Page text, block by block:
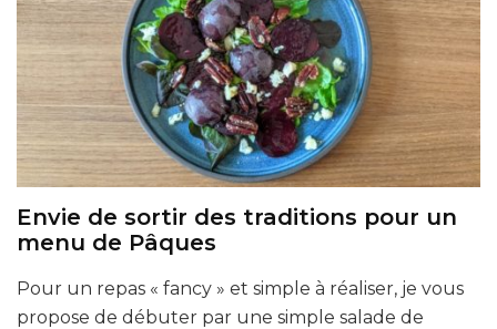
Envie de sortir des traditions pour un
menu de Pâques
Pour un repas « fancy » et simple à réaliser, je vous
propose de débuter par une simple salade de